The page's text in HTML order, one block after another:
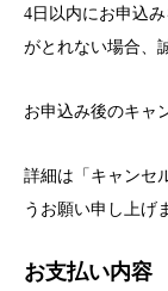
4日以内にお申込
がとれない場合、
お申込み後のキャ
詳細は「キャンセ
うお願い申し上げ
お支払い内容